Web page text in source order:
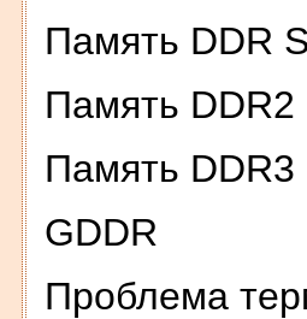
Память DDR
Память DDR2
Память DDR3
GDDR
Проблема